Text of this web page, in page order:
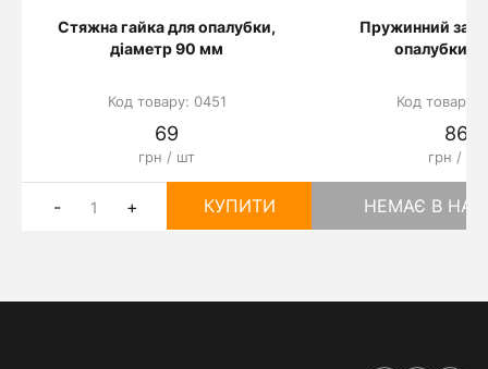
Стяжна гайка для опалубки,
діаметр 90 мм
Код товару: 0451
69
грн / шт
- + КУПИТИ
Пружинний
опалубки
Код товару:
86
грн / шт
НЕМАЄ В